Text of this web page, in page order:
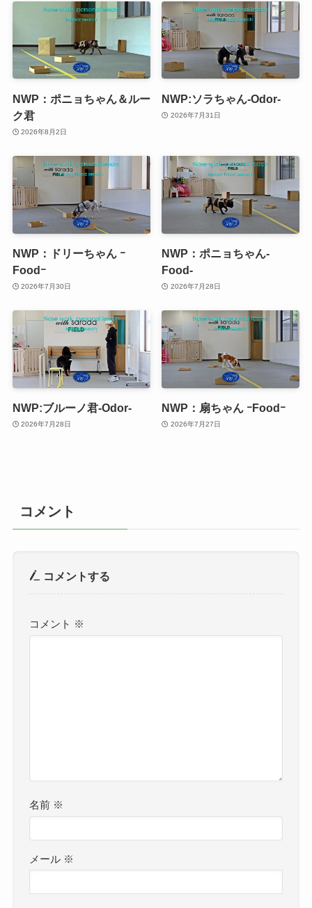
NWP：ポニョちゃん＆ルー
ク君
2026年8月2日
NWP:ソラちゃん-Odor-
2026年7月31日
NWP：ドリーちゃん ｰ
Foodｰ
2026年7月30日
NWP：ポニョちゃん-
Food-
2026年7月28日
NWP:ブルーノ君-Odor-
2026年7月28日
NWP：扇ちゃん ｰFoodｰ
2026年7月27日
コメント
コメントする
コメント ※
名前 ※
メール ※